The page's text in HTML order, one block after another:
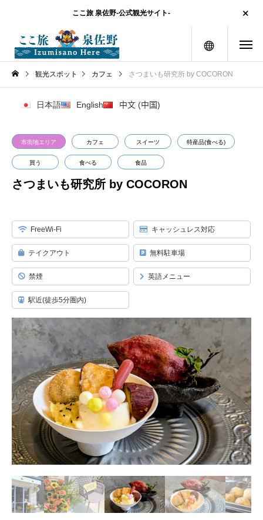
ここ旅 泉佐野-公式観光サイト-
メニュー
観光スポット カフェ さつまいも研究所 by COCORON
日本語 English 中文 (中国)
市街地エリア カフェ スイーツ 特産品(食べる)
買う 食べる 食品
さつまいも研究所 by COCORON
FreeWi-Fi キャッシュレス対応
テイクアウト 無料駐車場
禁煙 英語メニュー
駅近(徒歩5分圏内)